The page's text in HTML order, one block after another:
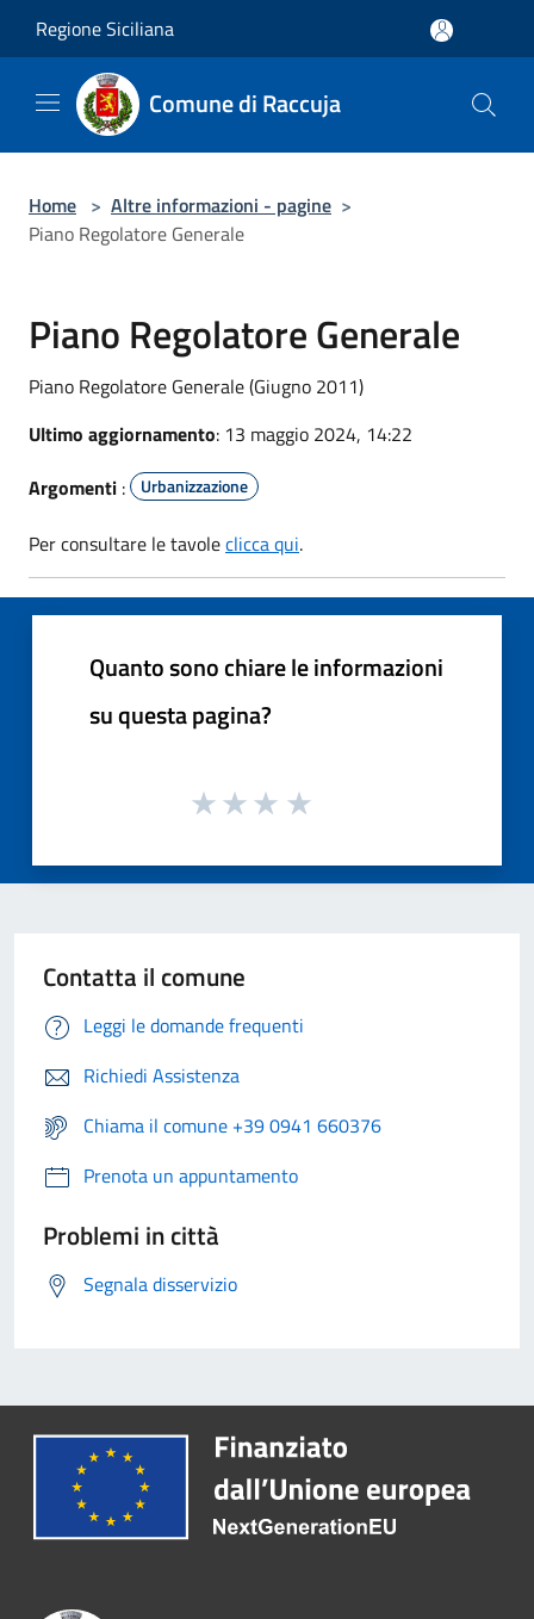
Regione Siciliana
Comune di Raccuja
Home > Altre informazioni - pagine >
Piano Regolatore Generale
Piano Regolatore Generale
Piano Regolatore Generale (Giugno 2011)
Ultimo aggiornamento: 13 maggio 2024, 14:22
Argomenti : Urbanizzazione
Per consultare le tavoleclicca qui.
Quanto sono chiare le informazioni
su questa pagina?
Contatta il comune
Leggi le domande frequenti
Richiedi Assistenza
Chiama il comune +39 0941 660376
Prenota un appuntamento
Problemi in città
Segnala disservizio